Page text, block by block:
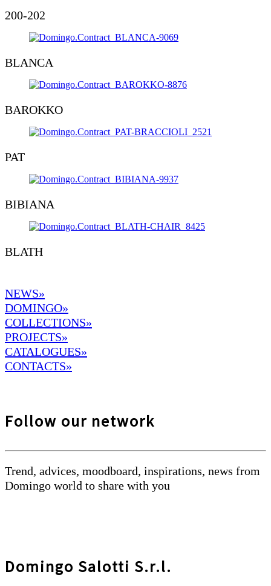
200-202
BLANCA
BAROKKO
PAT
BIBIANA
BLATH
NEWS»
DOMINGO»
COLLECTIONS»
PROJECTS»
CATALOGUES»
CONTACTS»
Follow our network
Trend, advices, moodboard, inspirations, news from
Domingo world to share with you
Domingo Salotti S.r.l.